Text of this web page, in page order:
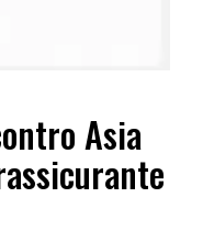
Asia